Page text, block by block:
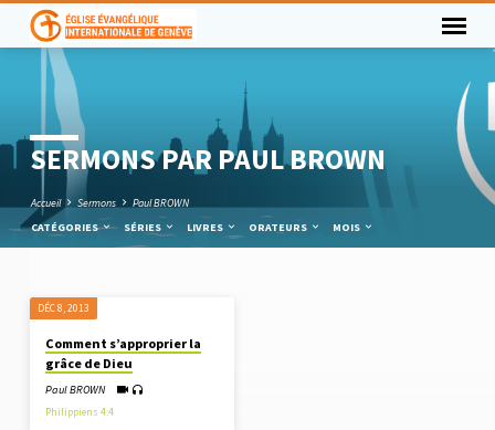
SERMONS PAR PAUL BROWN
Accueil Sermons
Paul BROWN
CATÉGORIES
SÉRIES LIVRES ORATEURS MOIS
SERMONS
PAR
PAUL
BROWN
DÉC 8, 2013
Comment s’approprier la
grâce de Dieu
Paul BROWN
Philippiens 4:4